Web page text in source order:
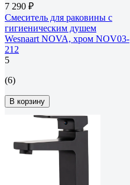
7 290 ₽
Смеситель для раковины с
гигиеническим душем
Wesnaart NOVA, хром NOV03-
212
5
(6)
В корзину